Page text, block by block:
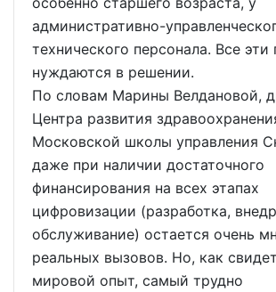
административно-
технического персонала. Все
нуждаются в решении.
По словам Марины Велдановой,
Центра развития
Московской школы управления
даже при наличии достаточного
финансирования на всех этапах
цифровизации (разработка,
обслуживание) остается очень
реальных вызовов. Но, как
мировой опыт, самый трудно